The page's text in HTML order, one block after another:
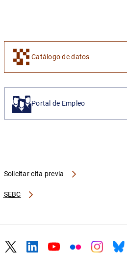
Catálogo de datos
Portal de Empleo
SEBC
Solicitar cita previa
TwitterLinkedin
YoutubeFlickr